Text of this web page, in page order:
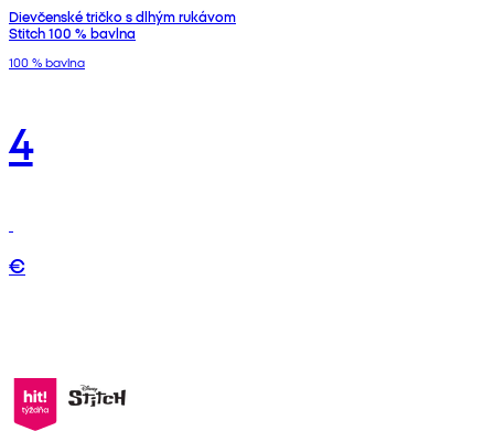
Dievčenské tričko s dlhým rukávom
Stitch 100 % bavlna
100 % bavlna
4
€